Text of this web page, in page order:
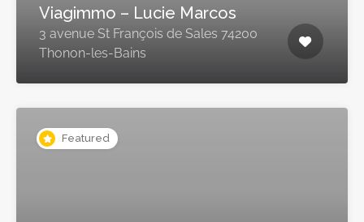
Viagimmo – Lucie Marcos
3 avenue St François de Sales 74200
Thonon-les-Bains
Featured